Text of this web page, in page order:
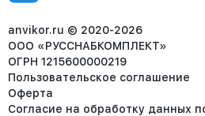
8 (953) 455-25-61
anvikor.ru © 2020-2026
ООО «РУССНАБКОМПЛЕКТ»
ОГРН 1215600000219
Пользовательское соглашение
Оферта
Согласие на обработку данных